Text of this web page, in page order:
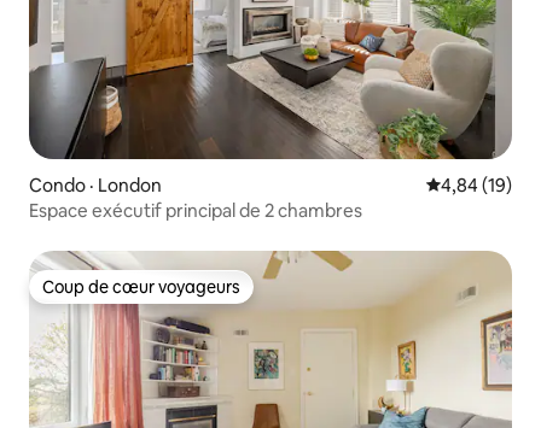
Condo · London Note
4,84 (19)
Espace exécutif principal de 2 chambres
Coup de cœur voyageurs
Coup de cœur voyageurs